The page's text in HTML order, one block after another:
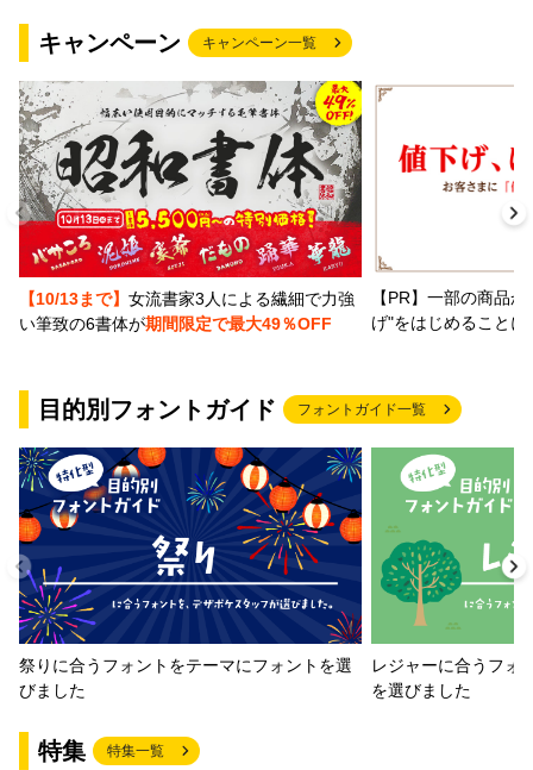
キャンペーン キャンペーン一覧
【10/13まで】 女流書家3人による繊細で力強
い筆致の6書体が期間限定で最大49％OFF
【PR】一部の商品
げ"をはじめること
目的別フォントガイド フォントガイド一覧
祭りに合うフォントをテーマにフォントを選
びました
レジャーに合うフォ
を選びました
特集 特集一覧